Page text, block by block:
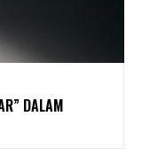
DALAM